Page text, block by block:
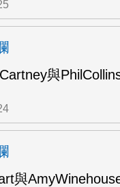
與
與